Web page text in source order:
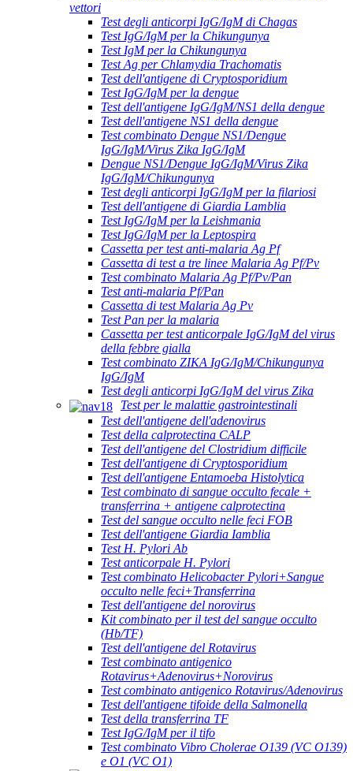
vettori
Test degli anticorpi IgG/IgM di Chagas
Test IgG/IgM per la Chikungunya
Test IgM per la Chikungunya
Test Ag per Chlamydia Trachomatis
Test dell'antigene di Cryptosporidium
Test IgG/IgM per la dengue
Test dell'antigene IgG/IgM/NS1 della dengue
Test dell'antigene NS1 della dengue
Test combinato Dengue NS1/Dengue
IgG/IgM/Virus Zika IgG/IgM
Dengue NS1/Dengue IgG/IgM/Virus Zika
IgG/IgM/Chikungunya
Test degli anticorpi IgG/IgM per la filariosi
Test dell'antigene di Giardia Lamblia
Test IgG/IgM per la Leishmania
Test IgG/IgM per la Leptospira
Cassetta per test anti-malaria Ag Pf
Cassetta di test a tre linee Malaria Ag Pf/Pv
Test combinato Malaria Ag Pf/Pv/Pan
Test anti-malaria Pf/Pan
Cassetta di test Malaria Ag Pv
Test Pan per la malaria
Cassetta per test anticorpale IgG/IgM del virus
della febbre gialla
Test combinato ZIKA IgG/IgM/Chikungunya
IgG/IgM
Test degli anticorpi IgG/IgM del virus Zika
Test per le malattie gastrointestinali
Test dell'antigene dell'adenovirus
Test della calprotectina CALP
Test dell'antigene del Clostridium difficile
Test dell'antigene di Cryptosporidium
Test dell'antigene Entamoeba Histolytica
Test combinato di sangue occulto fecale +
transferrina + antigene calprotectina
Test del sangue occulto nelle feci FOB
Test dell'antigene Giardia Iamblia
Test H. Pylori Ab
Test anticorpale H. Pylori
Test combinato Helicobacter Pylori+Sangue
occulto nelle feci+Transferrina
Test dell'antigene del norovirus
Kit combinato per il test del sangue occulto
(Hb/TF)
Test dell'antigene del Rotavirus
Test combinato antigenico
Rotavirus+Adenovirus+Norovirus
Test combinato antigenico Rotavirus/Adenovirus
Test dell'antigene tifoide della Salmonella
Test della transferrina TF
Test IgG/IgM per il tifo
Test combinato Vibro Cholerae O139 (VC O139)
e O1 (VC O1)